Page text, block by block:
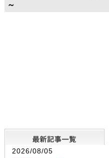
～
2026/08/05